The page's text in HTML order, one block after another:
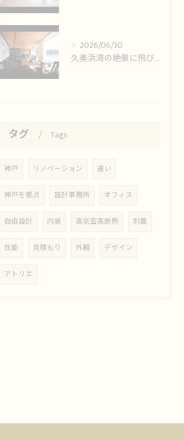
2026/06/30
久美浜湾の絶景に飛び込む空間、豪華客船で食事をしているような...
タグ Tags
神戸 リノベーション 違い
神戸を拠点 設計事務所 オフィス
自由設計 内装 高気密高断熱 耐震
性能 見積もり 外観 デザイン
アトリエ